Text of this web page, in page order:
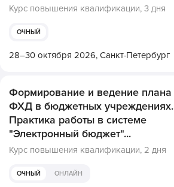
Курс повышения квалификации, 3 дня
ОЧНЫЙ
28–30 октября 2026, Санкт-Петербург
Формирование и ведение плана
ФХД в бюджетных учреждениях.
Практика работы в системе
"Электронный бюджет"...
Курс повышения квалификации, 2 дня
ОЧНЫЙ ОНЛАЙН